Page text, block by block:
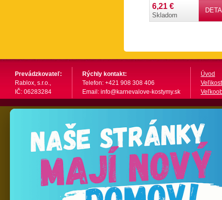
6,21 €
Skladom
Prevádzkovateľ:
Rablox, s.r.o.,
IČ: 06283284
Rýchly kontakt:
Telefon: +421 908 308 406
Email: info@karnevalove-kostymy.sk
Úvod